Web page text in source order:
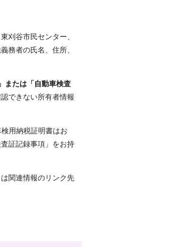
刈谷市民センター、
務者の氏名、住所、
または「自動車検査
できない所有者情報
用納税証明書はお
証記録事項」をお持
関連情報のリンク先